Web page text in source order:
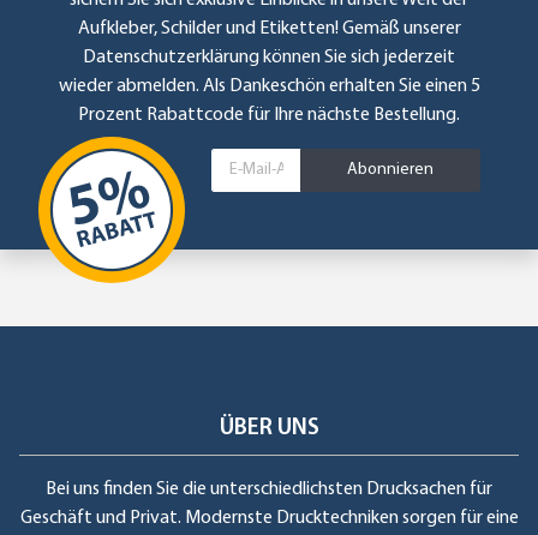
Aufkleber, Schilder und Etiketten! Gemäß unserer
Datenschutzerklärung können Sie sich jederzeit
wieder abmelden. Als Dankeschön erhalten Sie einen 5
Prozent Rabattcode für Ihre nächste Bestellung.
Abonnieren
ÜBER UNS
Bei uns finden Sie die unterschiedlichsten Drucksachen für
Geschäft und Privat. Modernste Drucktechniken sorgen für eine